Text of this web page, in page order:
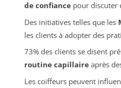
de confiancepour discuter
Des initiatives telles que les
les clients à adopter des
73% des clients se disent
routine capillaireaprès
Les coiffeurs peuvent